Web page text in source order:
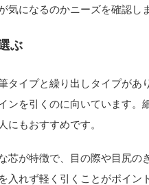
気になるのかニーズを確認し
ぶ
タイプと繰り出しタイプが
ンを引くのに向いています
にもおすすめです。
芯が特徴で、目の際や目尻
入れず軽く引くことがポイン